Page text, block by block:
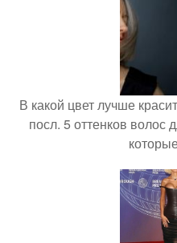
В какой цвет лучше
посл. 5 оттенков волос